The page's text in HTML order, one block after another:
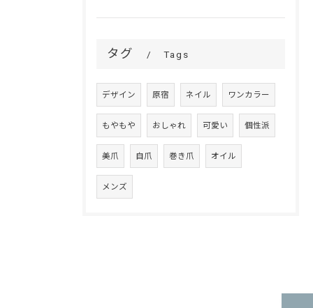
タグ Tags
デザイン 原宿 ネイル ワンカラー
もやもや おしゃれ 可愛い 個性派
美爪 自爪 巻き爪 オイル
メンズ